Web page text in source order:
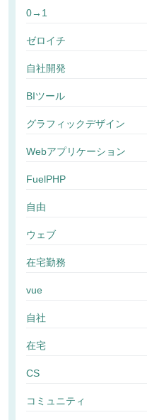
0→1
ゼロイチ
自社開発
BIツール
グラフィックデザイン
Webアプリケーション
FuelPHP
自由
ウェブ
在宅勤務
vue
自社
在宅
CS
コミュニティ